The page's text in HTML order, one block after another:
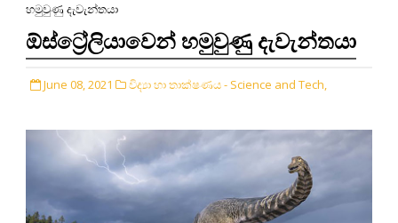
හමුවුණු දැවැන්තයා
ඕස්ට්‍රේලියාවෙන් හමුවුණු දැවැන්තයා
June 08, 2021 විද්‍යා හා තාක්ෂණය - Science and Tech,